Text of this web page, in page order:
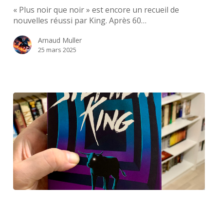
« Plus noir que noir » est encore un recueil de
nouvelles réussi par King. Après 60…
Arnaud Muller
25 mars 2025